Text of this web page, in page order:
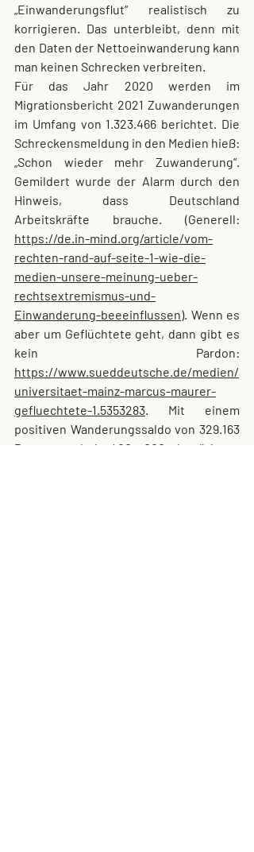
„Einwanderungsflut“ realistisch zu
korrigieren. Das unterbleibt, denn mit
den Daten der Nettoeinwanderung kann
man keinen Schrecken verbreiten.
Für das Jahr 2020 werden im
Migrationsbericht 2021 Zuwanderungen
im Umfang von 1.323.466 berichtet. Die
Schreckensmeldung in den Medien hieß:
„Schon wieder mehr Zuwanderung“.
Gemildert wurde der Alarm durch den
Hinweis, dass Deutschland
https://de.in-mind.org/article/vom-
rechten-rand-auf-seite-1-wie-die-
medien-unsere-meinung-ueber-
rechtsextremismus-und-
Einwanderung-beeeinflussen). Wenn es
aber um Geflüchtete geht, dann gibt es
https://www.sueddeutsche.de/medien/
universitaet-mainz-marcus-maurer-
gefluechtete-1.5353283. Mit einem
positiven Wanderungssaldo von 329.163
Personen bei 400 000 benötigten